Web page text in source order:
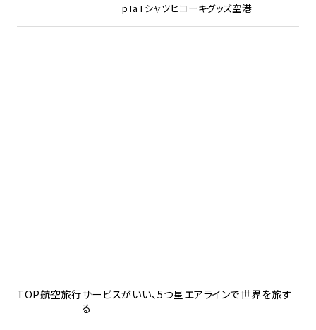
pTaTシャツヒコーキグッズ空港
TOP航空旅行サービスがいい、5つ星エアラインで世界を旅す
る